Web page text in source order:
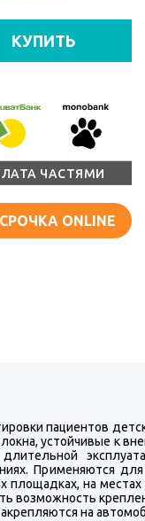
КУПИТЬ
ЧАСТЯМИ
ONLINE
пациентов
устойчивые к
Применяются
на
возможность
на